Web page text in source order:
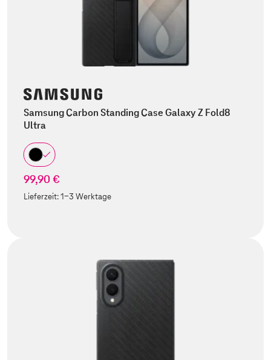
Samsung Carbon Standing Case Galaxy Z Fold8
Ultra
99,90 €
Lieferzeit:1-3 Werktage